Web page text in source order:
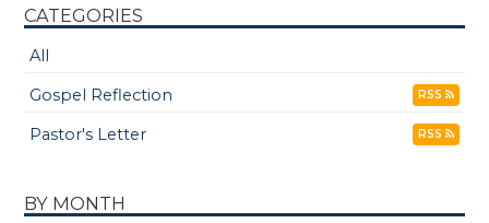
CATEGORIES
All
Gospel Reflection
RSS
Pastor's Letter RSS
BY MONTH